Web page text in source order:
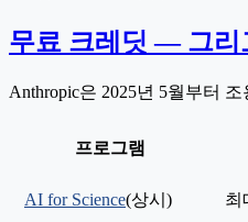
무료 크레딧 — 그리
Anthropic은 2025년 5월부터
프로그램
AI for Science(상시) 최